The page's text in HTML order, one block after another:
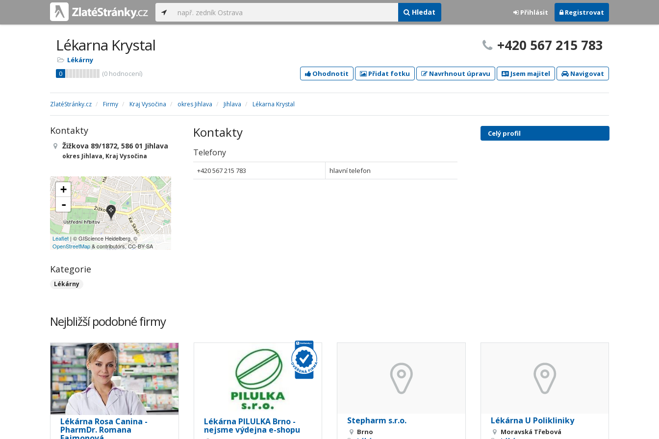
Hledat Přihlásit Registrovat
Lékarna Krystal
Lékárny
0
(0 hodnocení)
+420 567 215 783
Ohodnotit Přidat fotku Navrhnout úpravu Jsem majitel Navigovat
ZlatéStránky.cz Firmy Kraj Vysočina okres Jihlava Jihlava Lékarna Krystal
Kontakty
Telefony
+420 567 215 783 hlavní telefon
Kontakty
Žižkova 89/1872, 586 01 Jihlava
okres Jihlava, Kraj Vysočina
+
-
Leaflet| © GIScience Heidelberg, ©
OpenStreetMap& contributors, CC-BY-SA
Kategorie
Lékárny
Celý profil
Nejbližší podobné firmy
Lékárna Rosa Canina -
PharmDr. Romana
Lékárna PILULKA Brno -
nejsme výdejna e-shopu
Stepharm s.r.o.
Brno
Lékárna U Polikliniky
Moravská Třebová